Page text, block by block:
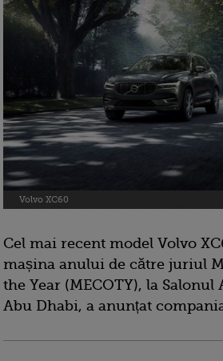
Volvo XC60
Cel mai recent model Volvo
mașina anului de către juriul
the Year (MECOTY), la
Abu Dhabi, a anunțat